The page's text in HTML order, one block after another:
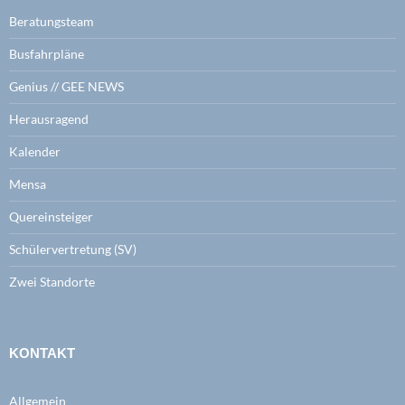
Beratungsteam
Busfahrpläne
Genius // GEE NEWS
Herausragend
Kalender
Mensa
Quereinsteiger
Schülervertretung (SV)
Zwei Standorte
KONTAKT
Allgemein